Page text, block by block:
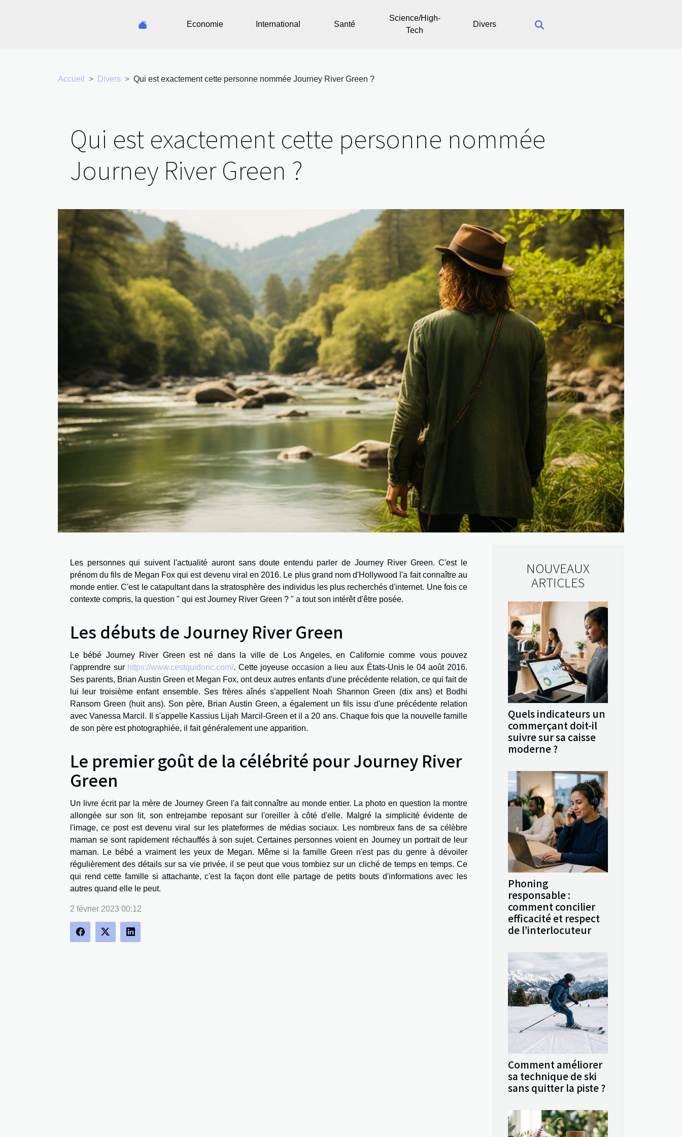
Economie International Santé
Science/High-
Tech
Divers
Accueil Divers Qui est exactement cette personne nommée Journey River Green ?
Qui est exactement cette personne nommée
Journey River Green ?
Les personnes qui suivent l'actualité auront sans doute entendu parler de Journey River Green. C'est le
prénom du fils de Megan Fox qui est devenu viral en 2016. Le plus grand nom d'Hollywood l'a fait connaître au
monde entier. C'est le catapultant dans la stratosphère des individus les plus recherchés d'internet. Une fois ce
contexte compris, la question " qui est Journey River Green ? " a tout son intérêt d'être posée.
Les débuts de Journey River Green
Le bébé Journey River Green est né dans la ville de Los Angeles, en Californie comme vous pouvez
l'apprendre sur https://www.cestquidonc.com/. Cette joyeuse occasion a lieu aux États-Unis le 04 août 2016.
Ses parents, Brian Austin Green et Megan Fox, ont deux autres enfants d'une précédente relation, ce qui fait de
lui leur troisième enfant ensemble. Ses frères aînés s'appellent Noah Shannon Green (dix ans) et Bodhi
Ransom Green (huit ans). Son père, Brian Austin Green, a également un fils issu d'une précédente relation
avec Vanessa Marcil. Il s'appelle Kassius Lijah Marcil-Green et il a 20 ans. Chaque fois que la nouvelle famille
de son père est photographiée, il fait généralement une apparition.
Le premier goût de la célébrité pour Journey River
Green
Un livre écrit par la mère de Journey Green l'a fait connaître au monde entier. La photo en question la montre
allongée sur son lit, son entrejambe reposant sur l'oreiller à côté d'elle. Malgré la simplicité évidente de
l'image, ce post est devenu viral sur les plateformes de médias sociaux. Les nombreux fans de sa célèbre
maman se sont rapidement réchauffés à son sujet. Certaines personnes voient en Journey un portrait de leur
maman. Le bébé a vraiment les yeux de Megan. Même si la famille Green n'est pas du genre à dévoiler
régulièrement des détails sur sa vie privée, il se peut que vous tombiez sur un cliché de temps en temps. Ce
qui rend cette famille si attachante, c'est la façon dont elle partage de petits bouts d'informations avec les
autres quand elle le peut.
2 février 2023 00:12
NOUVEAUX
ARTICLES
Quels indicateurs un
commerçant doit-il
suivre sur sa caisse
moderne ?
Phoning
responsable :
comment concilier
efficacité et respect
de l’interlocuteur
Comment améliorer
sa technique de ski
sans quitter la piste ?